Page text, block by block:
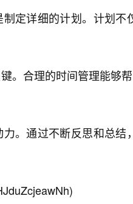
定详细的计划。计划
。合理的时间管理能够
。通过不断反思和总